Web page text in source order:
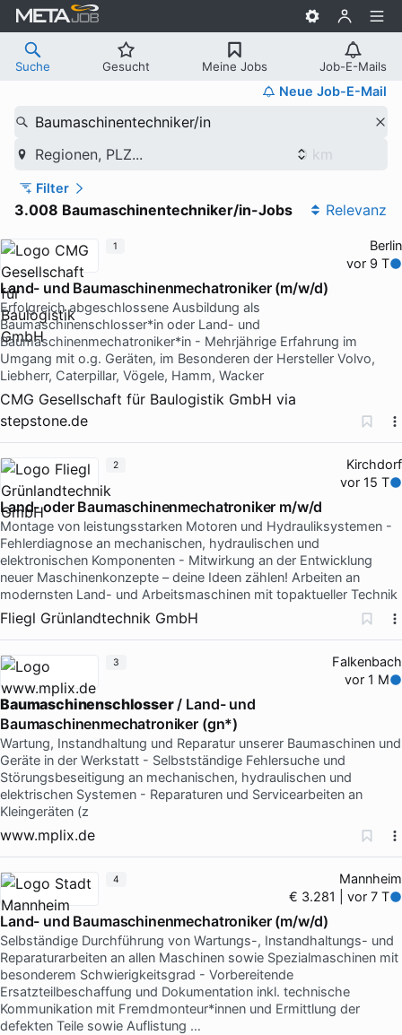
Suche Gesucht Meine Jobs Job-E-Mails
Neue Job-E-Mail
Baumaschinentechniker/in
Regionen, PLZ...
Filter
3.008 Baumaschinentechniker/in-Jobs Relevanz
Berlin
vor 9 T
Land- und Baumaschinenmechatroniker (m/w/d)
Erfolgreich abgeschlossene Ausbildung als
Baumaschinenschlosser*in oder Land- und
Baumaschinenmechatroniker*in - Mehrjährige Erfahrung im
Umgang mit o.g. Geräten, im Besonderen der Hersteller Volvo,
Liebherr, Caterpillar, Vögele, Hamm, Wacker
CMG Gesellschaft für Baulogistik GmbH via
stepstone.de
1
Kirchdorf
vor 15 T
Land- oder Baumaschinenmechatroniker m/w/d
Montage von leistungsstarken Motoren und Hydrauliksystemen -
Fehlerdiagnose an mechanischen, hydraulischen und
elektronischen Komponenten - Mitwirkung an der Entwicklung
neuer Maschinenkonzepte – deine Ideen zählen! Arbeiten an
modernsten Land- und Arbeitsmaschinen mit topaktueller Technik
Fliegl Grünlandtechnik GmbH
2
Falkenbach
vor 1 M
Baumaschinenschlosser/ Land- und
Baumaschinenmechatroniker (gn*)
Wartung, Instandhaltung und Reparatur unserer Baumaschinen und
Geräte in der Werkstatt - Selbstständige Fehlersuche und
Störungsbeseitigung an mechanischen, hydraulischen und
elektrischen Systemen - Reparaturen und Servicearbeiten an
Kleingeräten (z
www.mplix.de
3
Mannheim
€ 3.281 | vor 7 T
Land- und Baumaschinenmechatroniker (m/w/d)
Selbständige Durchführung von Wartungs-, Instandhaltungs- und
Reparaturarbeiten an allen Maschinen sowie Spezialmaschinen mit
besonderem Schwierigkeitsgrad - Vorbereitende
Ersatzteilbeschaffung und Dokumentation inkl. technische
Kommunikation mit Fremdmonteur*innen und Ermittlung der
defekten Teile sowie Auflistung …
4